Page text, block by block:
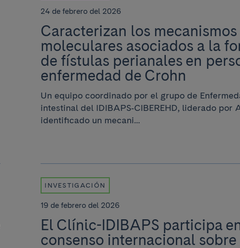
24 de febrero del 2026
Caracterizan los mecanismos
moleculares asociados a la
de fístulas perianales en
enfermedad de Crohn
Un equipo coordinado por el grupo de
intestinal del IDIBAPS‑CIBEREHD, liderado por
identificado un mecani...
INVESTIGACIÓN
19 de febrero del 2026
El Clínic-IDIBAPS participa
consenso internacional sobre